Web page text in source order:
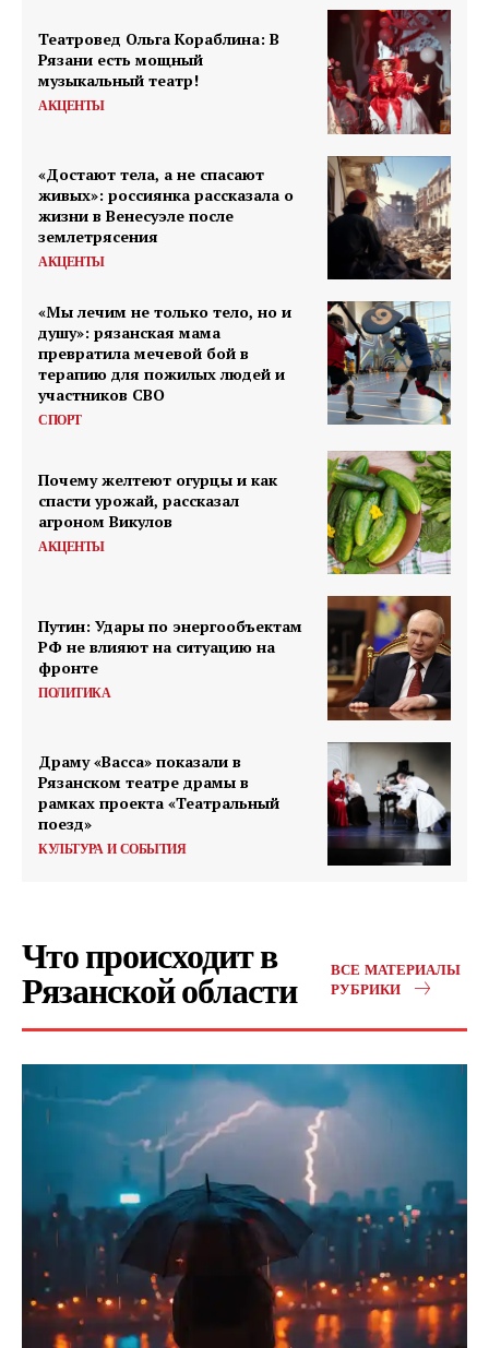
Театровед Ольга Кораблина: В
Рязани есть мощный
музыкальный театр!
АКЦЕНТЫ
«Достают тела, а не спасают
живых»: россиянка рассказала о
жизни в Венесуэле после
землетрясения
АКЦЕНТЫ
«Мы лечим не только тело, но и
душу»: рязанская мама
превратила мечевой бой в
терапию для пожилых людей и
участников СВО
СПОРТ
Почему желтеют огурцы и как
спасти урожай, рассказал
агроном Викулов
АКЦЕНТЫ
Путин: Удары по энергообъектам
РФ не влияют на ситуацию на
фронте
ПОЛИТИКА
Драму «Васса» показали в
Рязанском театре драмы в
рамках проекта «Театральный
поезд»
КУЛЬТУРА И СОБЫТИЯ
Что происходит в
Рязанской области
ВСЕ МАТЕРИАЛЫ
РУБРИКИ